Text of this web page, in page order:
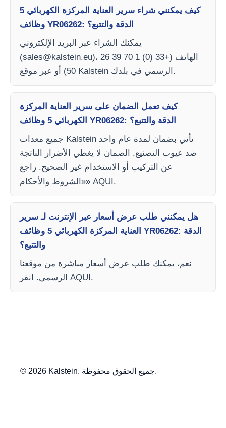
كيف يمكنني شراء سرير العناية المركزة الكهربائي 5
وظائف YR06262: الدقة والتتبع؟
يمكنك الشراء عبر البريد الإلكتروني
(sales@kalstein.eu)، الهاتف (+33 (0) 1 70 39 26
50) أو عبر موقع Kalstein الرسمي في بلدك.
كيف تعمل الضمان على سرير العناية المركزة
الكهربائي 5 وظائف YR06262: الدقة والتتبع؟
جميع معدات Kalstein تأتي بضمان لمدة عام واحد
ضد عيوب التصنيع. الضمان لا يغطي الأضرار الناتجة
عن التركيب أو الاستخدام غير الصحيح. راجع
«الشروط والأحكام» AQUI.
هل يمكنني طلب عرض أسعار عبر الإنترنت لـ سرير
العناية المركزة الكهربائي 5 وظائف YR06262: الدقة
والتتبع؟
نعم، يمكنك طلب عرض أسعار مباشرة من موقعنا
الرسمي. انقر AQUI.
© 2026 Kalstein. جميع الحقوق محفوظة.